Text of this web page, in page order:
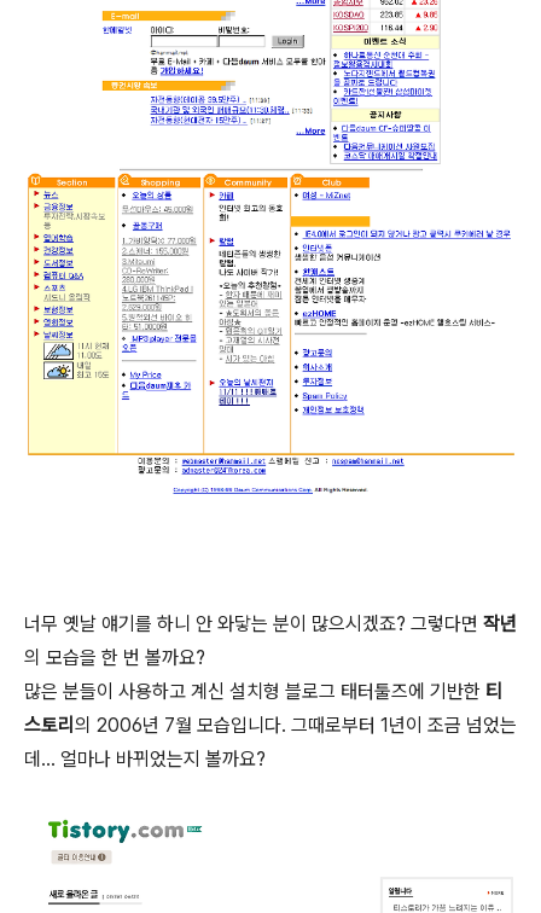
너무 옛날 얘기를 하니 안 와닿는 분이 많으시겠죠? 그렇다면 작년
의 모습을 한 번 볼까요?
많은 분들이 사용하고 계신 설치형 블로그 태터툴즈에 기반한 티
스토리 의 2006년 7월 모습입니다. 그때로부터 1년이 조금 넘었는
데... 얼마나 바뀌었는지 볼까요?